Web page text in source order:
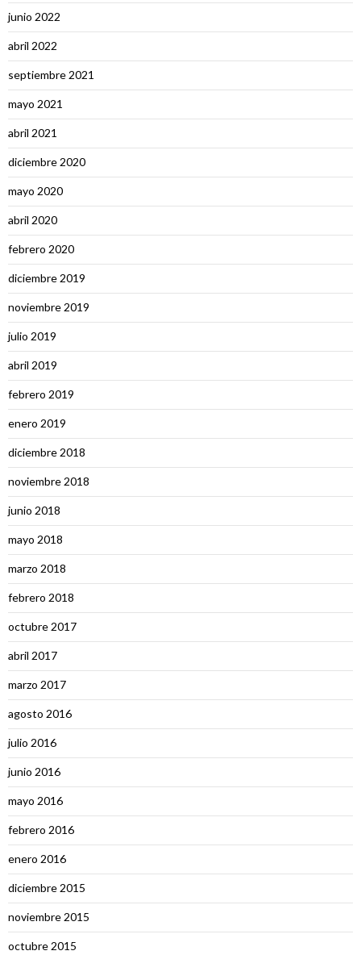
junio 2022
abril 2022
septiembre 2021
mayo 2021
abril 2021
diciembre 2020
mayo 2020
abril 2020
febrero 2020
diciembre 2019
noviembre 2019
julio 2019
abril 2019
febrero 2019
enero 2019
diciembre 2018
noviembre 2018
junio 2018
mayo 2018
marzo 2018
febrero 2018
octubre 2017
abril 2017
marzo 2017
agosto 2016
julio 2016
junio 2016
mayo 2016
febrero 2016
enero 2016
diciembre 2015
noviembre 2015
octubre 2015